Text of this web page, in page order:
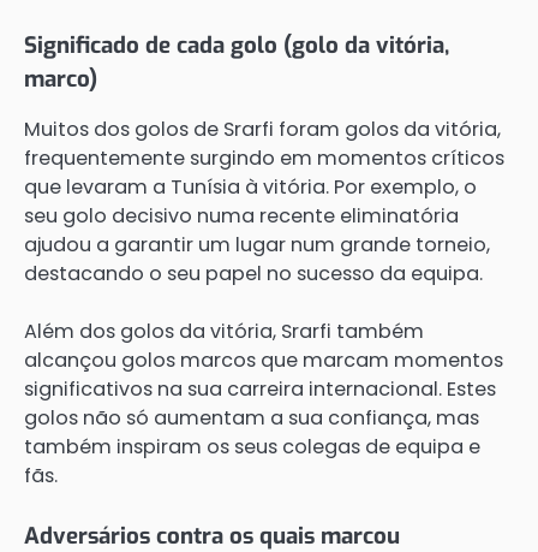
Significado de cada golo (golo da vitória,
marco)
Muitos dos golos de Srarfi foram golos da vitória,
frequentemente surgindo em momentos críticos
que levaram a Tunísia à vitória. Por exemplo, o
seu golo decisivo numa recente eliminatória
ajudou a garantir um lugar num grande torneio,
destacando o seu papel no sucesso da equipa.
Além dos golos da vitória, Srarfi também
alcançou golos marcos que marcam momentos
significativos na sua carreira internacional. Estes
golos não só aumentam a sua confiança, mas
também inspiram os seus colegas de equipa e
fãs.
Adversários contra os quais marcou